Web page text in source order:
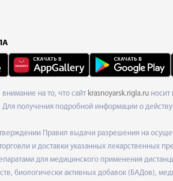
на то, что сайт krasnoyarsk.rigla.ru носит
получения подробной информации о
Правил выдачи разрешения на
и доставки указанных лекарственных
для медицинского применения
биологически активных добавок (БАДов),